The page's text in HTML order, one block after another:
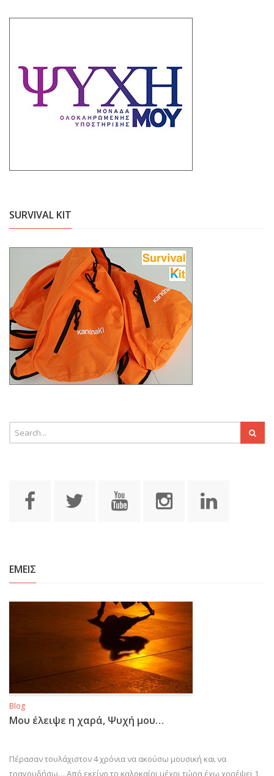
SURVIVAL KIT
ΕΜΕΙΣ
Blog
Μου έλειψε η χαρά, Ψυχή μου…
Πέρασαν τουλάχιστον 4 χρόνια να ακούσω μουσική και να
τραγουδήσω… Από εκείνο το καλοκαίρι μέχρι τώρα έχω χορέψει 1